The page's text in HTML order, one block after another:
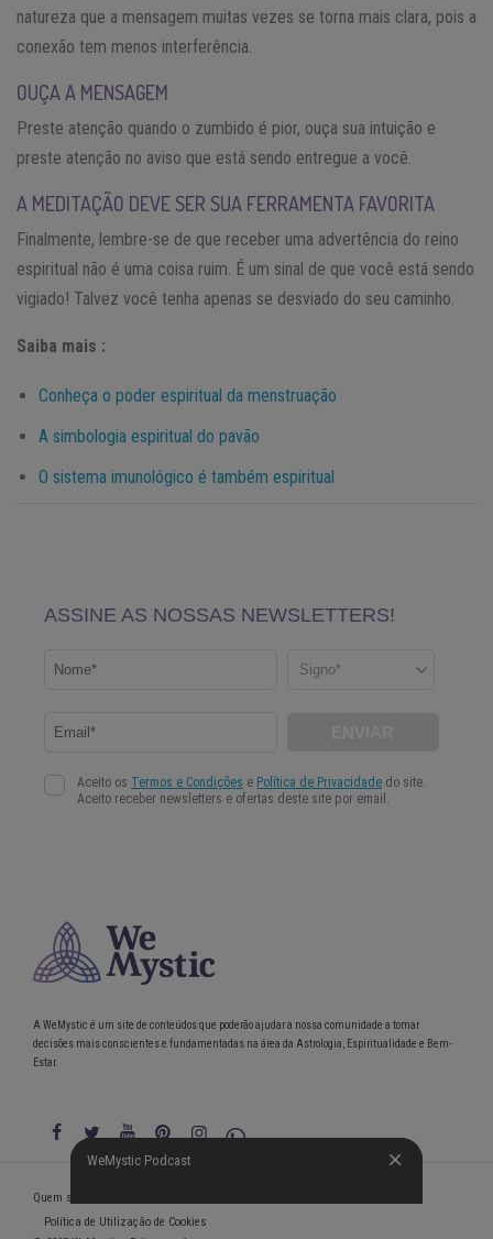
natureza que a mensagem muitas vezes se torna mais clara, pois a
conexão tem menos interferência.
OUÇA A MENSAGEM
Preste atenção quando o zumbido é pior, ouça sua intuição e
preste atenção no aviso que está sendo entregue a você.
A MEDITAÇÃO DEVE SER SUA FERRAMENTA FAVORITA
Finalmente, lembre-se de que receber uma advertência do reino
espiritual não é uma coisa ruim. É um sinal de que você está sendo
vigiado! Talvez você tenha apenas se desviado do seu caminho.
Saiba mais :
Conheça o poder espiritual da menstruação
A simbologia espiritual do pavão
O sistema imunológico é também espiritual
WeMystic Podcast
A WeMystic é um site de conteúdos que poderão ajudar a nossa comunidade a tomar
decisões mais conscientes e fundamentadas na área da Astrologia, Espiritualidade e Bem-
Estar.
WeMystic Podcast
Quem somos
Política de Utilização de Cookies